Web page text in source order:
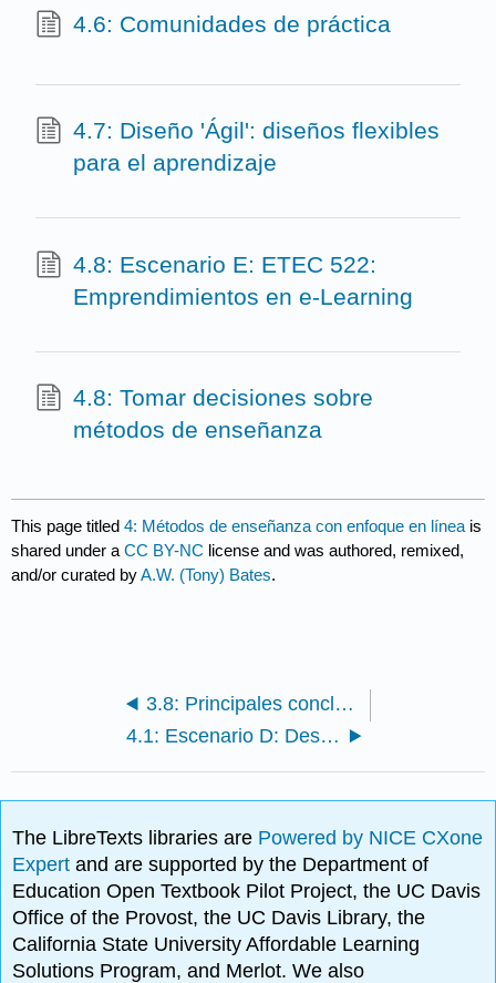
4.6: Comunidades de práctica
4.7: Diseño 'Ágil': diseños flexibles
para el aprendizaje
4.8: Escenario E: ETEC 522:
Emprendimientos en e-Learning
4.8: Tomar decisiones sobre
métodos de enseñanza
This page titled4: Métodos de enseñanza con enfoque en línea is
shared under aCC BY-NC license and was authored, remixed,
and/or curated byA.W. (Tony) Bates.
3.8: Principales conclusiones
4.1: Escenario D: Desarrollando el pensamiento histórico
The LibreTexts libraries are Powered by NICE CXone
Expertand are supported by the Department of
Education Open Textbook Pilot Project, the UC Davis
Office of the Provost, the UC Davis Library, the
California State University Affordable Learning
Solutions Program, and Merlot. We also